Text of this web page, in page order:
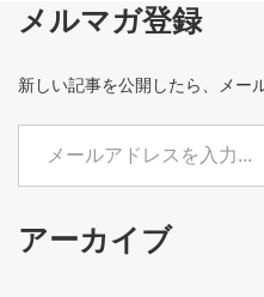
メルマガ登録
新しい記事を公開したら、メー
メールアドレスを入力...
アーカイブ